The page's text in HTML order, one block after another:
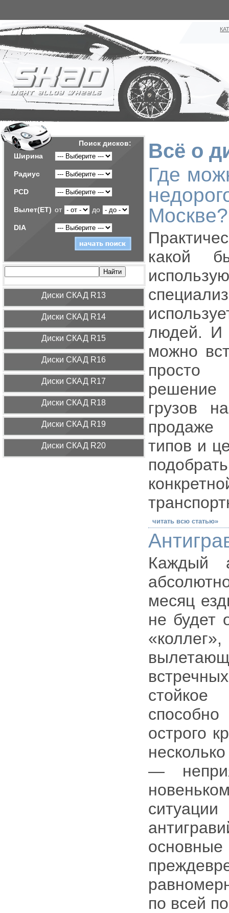
Поиск дисков:
Ширина
Радиус
PCD
Вылет(ET) от до
DIA
Диcки СКАД R13
Диcки СКАД R14
Диcки СКАД R15
Диcки СКАД R16
Диcки СКАД R17
Диcки СКАД R18
Диcки СКАД R19
Диcки СКАД R20
Всё о
Где
Москве?
какой
людей. И
можно
просто
решение
грузов
продаже
типов и
читать всю статью»
Каждый
месяц
не будет
острого
—
по всей